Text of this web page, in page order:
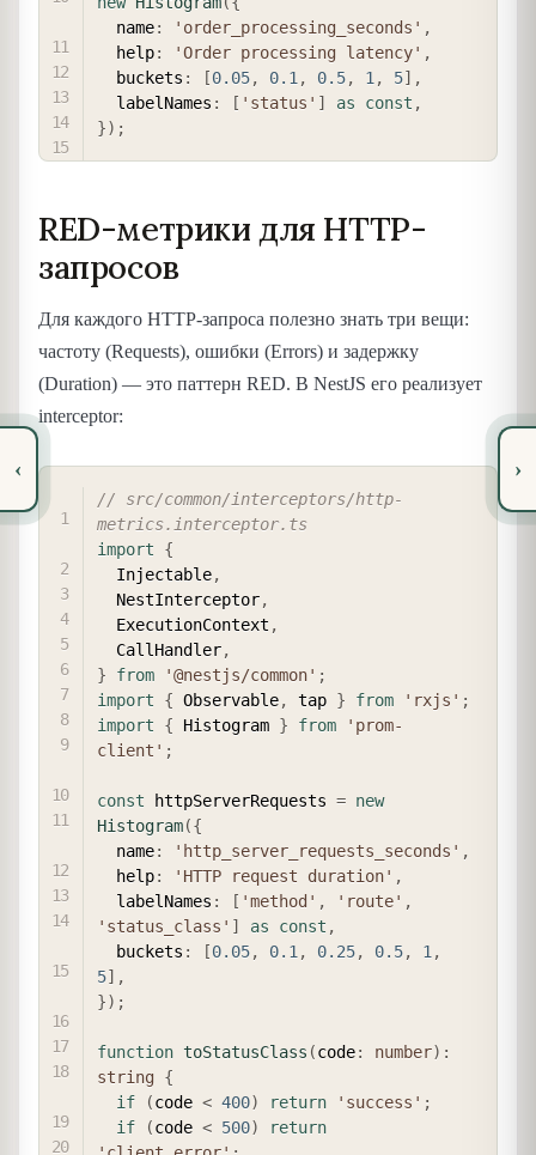
‹
  name
: 'order_processing_seconds' ,
  help
: 'Order processing latency' ,
  buckets
: [0.05, 0.1 , 0.5, 1 , 5] ,
  labelNames
: [ 'status' ] as const ,
}) ;
RED-метрики для HTTP-
запросов
Для каждого HTTP-запроса полезно знать три вещи:
частоту (Requests), ошибки (Errors) и задержку
(Duration) — это паттерн RED. В NestJS его реализует
interceptor:
// src/common/interceptors/http-
metrics.interceptor.ts
import
{
  Injectable
,
  NestInterceptor
,
  ExecutionContext
,
  CallHandler
,
}
from '@nestjs/common' ;
import
{ Observable, tap } from 'rxjs' ;
import
{ Histogram } from
'prom-
client' ;
const httpServerRequests = new
Histogram({
  name
: 'http_server_requests_seconds' ,
  help
: 'HTTP request duration' ,
  labelNames
: [ 'method' , 'route' ,
'status_class' ] as const ,
  buckets
: [0.05, 0.1 , 0.25, 0.5, 1 ,
5] ,
}) ;
function toStatusClass (code: number) :
string
{
if
(code < 400) return 'success' ;
if
(code < 500)
return
›